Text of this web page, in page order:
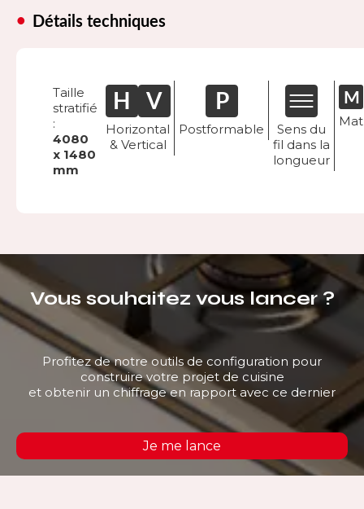
Détails techniques
Taille
stratifié
:
4080
x 1480
mm
Horizontal
& Vertical
Postformable
Sens du
fil dans la
longueur
Mat
Vous souhaitez vous lancer ?
Profitez de notre outils de configuration pour
construire votre projet de cuisine
et obtenir un chiffrage en rapport avec ce dernier
Je me lance